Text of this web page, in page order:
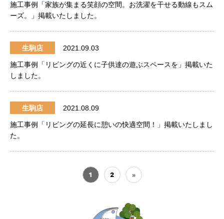
施工事例「家族が集まる笑顔の空間。お洗濯を干せる動線もスム
ーズ。」掲載いたしました。
生駒店 2021.09.03
施工事例「リビングの近くに子供達の遊ぶスペースを」掲載いた
しました。
生駒店 2021.08.09
施工事例「リビングの延長に憩いの快適空間！」掲載いたしまし
た。
1 2 »